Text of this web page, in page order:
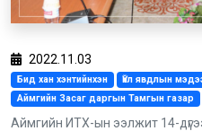
2022.11.03
Бид хан хэнтийнхэн
Үйл явдлын
Аймгийн Засаг даргын Тамгын газар
Аймгийн ИТХ-ын ээлжит 14-